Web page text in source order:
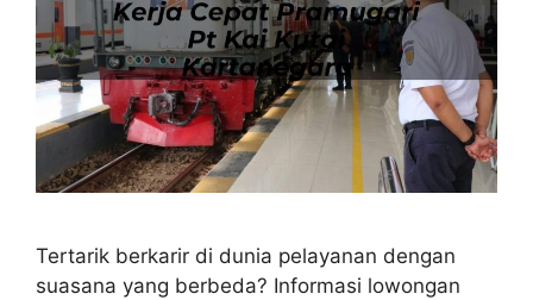
Tertarik berkarir di dunia pelayanan dengan
suasana yang berbeda? Informasi lowongan